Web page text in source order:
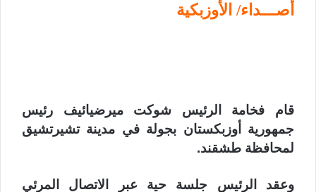
أصـــداء/ الأوزبكية
قام فخامة الرئيس شوكت ميرضيائيف رئيس
جمهورية أوزبكستان بجولة في مدينة تشيرتشيق
لمحافظة طشقند.
وعقد الرئيس جلسة حية عبر الاتصال المرئي